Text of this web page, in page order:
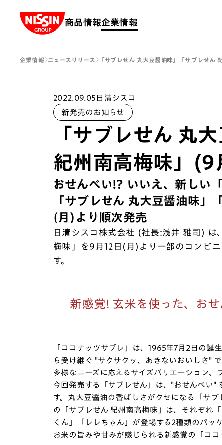
Nissin Group
商品情報企業情報
企業情報 ニュースリリース 「サブレせん 丸大豆醤油味」「サブレせん
2022.09.05 日清シスコ
新発売のお知らせ
「サブレせん 丸
紀州南高梅味」(9
おせんべい!? いいえ、新しい
「サブレせん 丸大豆醤油味」
(月)より順次発売
日清シスコ株式会社 (社長:浅井 雅司) は
梅味」を9月12日(月)より一部のコンビ
す。
新感覚! 玄米を使った、お
「ココナッツサブレ」は、1965年7月2日の誕
ら受け継ぐ "サクサクッ、あきないおいしさ"
多様なニーズに応えるサイズバリエーション、
今回発売する「サブレせん」は、"おせんべい"
す。丸大豆醤油の香ばしさがクセになる「サ
の「サブレせん 紀州南高梅味」は、それぞれ
くん」「レレちゃん」が登場する2種類のパッ
お米の旨みや甘みが感じられる新感覚の「コ